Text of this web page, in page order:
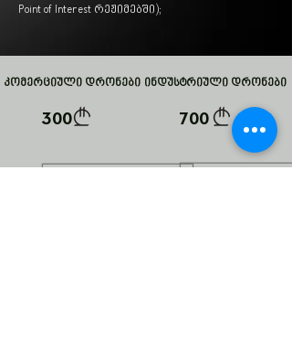
Point of Interest რეჟიმებში);
კომერციული დრონები ინდუსტრიული დრონები
300 700